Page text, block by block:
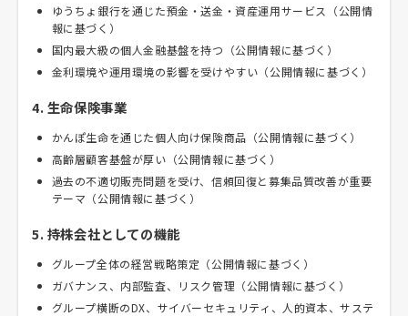
ゆうちょ銀行を通じた預金・送金・資産運用サービス（公開情
報に基づく）
国内最大級の個人金融基盤を持つ（公開情報に基づく）
金利環境や運用環境の影響を受けやすい（公開情報に基づく）
4. 生命保険事業
かんぽ生命を通じた個人向け保険商品（公開情報に基づく）
高齢層顧客基盤が厚い（公開情報に基づく）
過去の不適切販売問題を受け、信頼回復と募集品質改善が重要
テーマ（公開情報に基づく）
5. 持株会社としての機能
グループ全体の経営戦略策定（公開情報に基づく）
ガバナンス、内部監査、リスク管理（公開情報に基づく）
グループ横断のDX、サイバーセキュリティ、人的資本、サステ